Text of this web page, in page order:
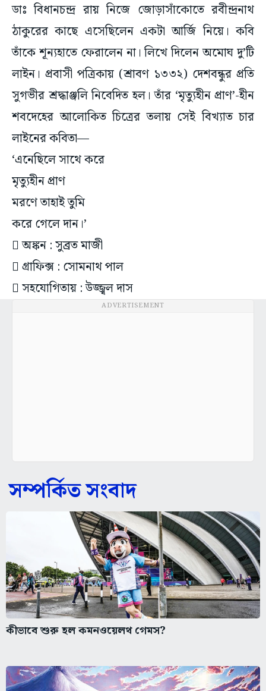
ডাঃ বিধানচন্দ্র রায় নিজে জোড়াসাঁকোতে রবীন্দ্রনাথ
ঠাকুরের কাছে এসেছিলেন একটা আর্জি নিয়ে। কবি
তাঁকে শূন্যহাতে ফেরালেন না। লিখে দিলেন অমোঘ দু’টি
লাইন। প্রবাসী পত্রিকায় (শ্রাবণ ১৩৩২) দেশবন্ধুর প্রতি
সুগভীর শ্রদ্ধাঞ্জলি নিবেদিত হল। তাঁর ‘মৃত্যুহীন প্রাণ’-হীন
শবদেহের আলোকিত চিত্রের তলায় সেই বিখ্যাত চার
লাইনের কবিতা—
‘এনেছিলে সাথে করে
মৃত্যুহীন প্রাণ
মরণে তাহাই তুমি
করে গেলে দান।’
 অঙ্কন : সুব্রত মাজী
 গ্রাফিক্স : সোমনাথ পাল
 সহযোগিতায় : উজ্জ্বল দাস
ADVERTISEMENT
সম্পর্কিত সংবাদ
কীভাবে শুরু হল কমনওয়েলথ গেমস?